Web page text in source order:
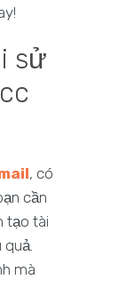
sử
, có
cần
tạo tài
quả.
mà